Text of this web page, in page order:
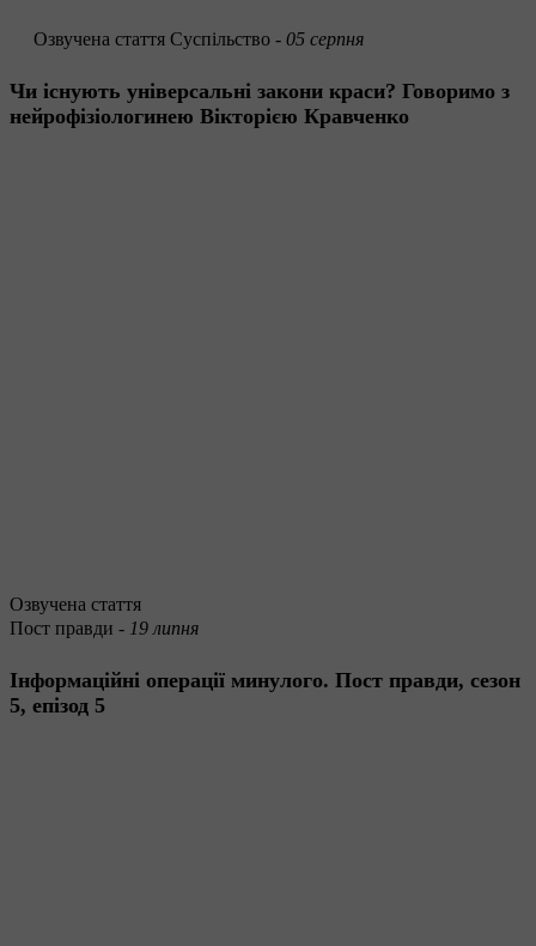
Озвучена стаття Суспільство - 05 серпня
Чи існують універсальні закони краси? Говоримо з
нейрофізіологинею Вікторією Кравченко
Озвучена стаття
Пост правди - 19 липня
Інформаційні операції минулого. Пост правди, сезон
5, епізод 5